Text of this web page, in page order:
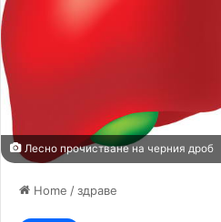
Лесно прочистване на черния дроб
Home /здраве